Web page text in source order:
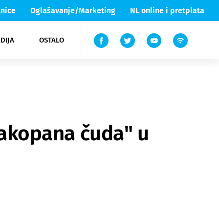
Oglašavanje/Marketing NL online i pretplata
OSTALO
Lika & Senj
TV
čuda" u